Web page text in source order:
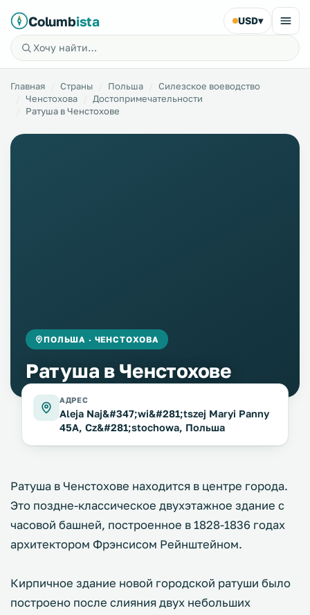
Columbista USD▾
Главная Страны Польша
Силезское воеводство
Ченстохова
Достопримечательности
Ратуша в Ченстохове
ПОЛЬША · ЧЕНСТОХОВА
Ратуша в Ченстохове
АДРЕС
Aleja Naj&#347;wi&#281;tszej Maryi Panny
45A, Cz&#281;stochowa, Польша
Ратуша в Ченстохове находится в центре города.
Это поздне-классическое двухэтажное здание с
часовой башней, построенное в 1828-1836 годах
архитектором Фрэнсисом Рейнштейном.
Кирпичное здание новой городской ратуши было
построено после слияния двух небольших